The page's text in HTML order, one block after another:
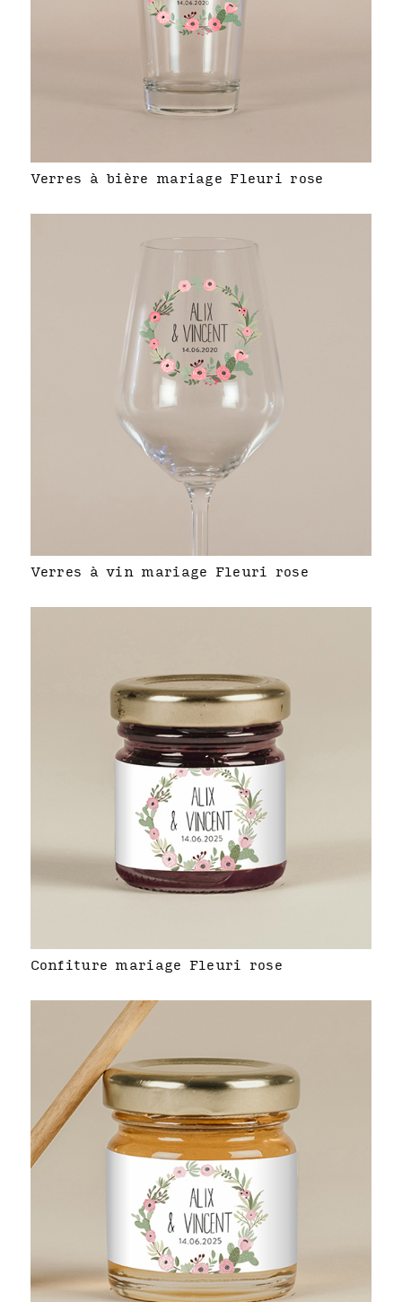
Verres à bière mariage Fleuri rose
Verres à vin mariage Fleuri rose
Confiture mariage Fleuri rose